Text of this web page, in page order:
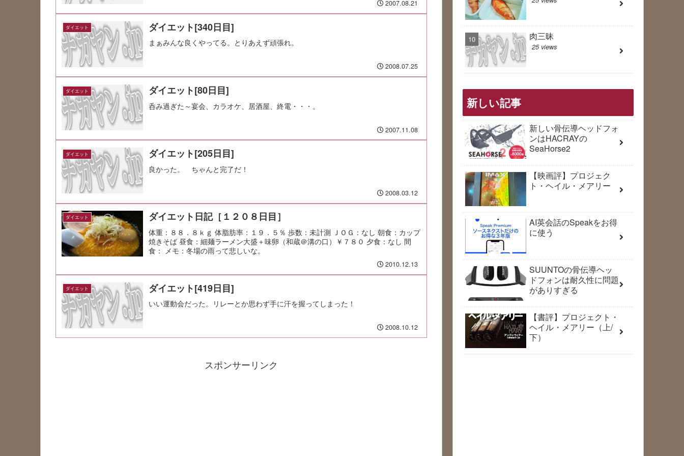
2007.08.21
ダイエット ダイエット[340日目]
まぁみんな良くやってる。とりあえず頑張れ。
2008.07.25
ダイエット ダイエット[80日目]
呑み過ぎた～宴会、カラオケ、居酒屋、終電・・・。
2007.11.08
ダイエット ダイエット[205日目]
良かった。 ちゃんと完了だ！
2008.03.12
ダイエット ダイエット日記［１２０８日目］
体重：８８．８ｋｇ 体脂肪率：１９．５％ 歩数：未計測 ＪＯＧ：なし 朝食：カップ
焼きそば 昼食：細麺ラーメン大盛＋味卵（和蔵＠溝の口）￥７８０ 夕食：なし 間
食： メモ：冬場の雨って悲しいな。
2010.12.13
ダイエット ダイエット[419日目]
いい運動会だった。リレーとか思わず手に汗を握ってしまった！
2008.10.12
スポンサーリンク
肉三昧
25 views
新しい記事
新しい骨伝導ヘッドフォ
ンはHACRAYの
SeaHorse2
【映画評】プロジェク
ト・ヘイル・メアリー
AI英会話のSpeakをお得
に使う
SUUNTOの骨伝導ヘッ
ドフォンは耐久性に問題
がありすぎる
【書評】プロジェクト・
ヘイル・メアリー（上/
下）